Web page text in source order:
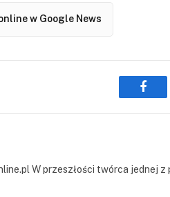
w Google News
W przeszłości twórca jednej